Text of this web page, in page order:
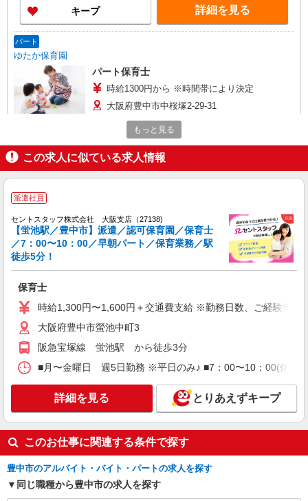
キープ 詳細を見る
パート
ゆたか保育園
パート保育士
時給1300円から ※時間帯により決定
大阪府豊中市中桜塚2-29-31
時給1,300円〜1,600円＋交通費支給 ※勤務日
数、ご経験等により考慮 ※給与幅は経験・能力に
よる大阪府豊中市岡町北1
派遣社員
セントスタッフ株式会社 大阪支店（11097)
時給1,300円〜1,600円＋交通費支給 ※勤務日
数、ご経験等により考慮 ※給与幅は経験・能力に
大阪府豊中市曽根東町2
キープ 詳細を見る
派遣社員
保育士
時給1,300円〜1,600円＋交通費支給 ※勤務日
もっと見る
この求人に似ている求人情報
派遣社員
セントスタッフ株式会社 大阪支店（27138)
【蛍池駅／豊中市】派遣／認可保育園／保育士
／7：00〜10：00／早朝パート／保育業務／駅
徒歩5分！
保育士
時給1,300円〜1,600円＋交通費支給 ※勤務日数、ご経験等に
大阪府豊中市螢池中町3
阪急宝塚線 蛍池駅 から徒歩3分
■月〜金曜日 週5日勤務 ※平日のみ♪ ■7：00〜10：00(休憩
詳細を見る とりあえずキープ
このお仕事に関連する条件で探す
豊中市のアルバイト・バイト・パートの求人を探す
同じ職種から豊中市の求人を探す